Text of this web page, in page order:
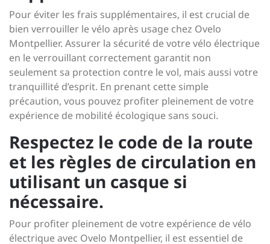
Pour éviter les frais supplémentaires, il est crucial de
bien verrouiller le vélo après usage chez Ovelo
Montpellier. Assurer la sécurité de votre vélo électrique
en le verrouillant correctement garantit non
seulement sa protection contre le vol, mais aussi votre
tranquillité d’esprit. En prenant cette simple
précaution, vous pouvez profiter pleinement de votre
expérience de mobilité écologique sans souci.
Respectez le code de la route
et les règles de circulation en
utilisant un casque si
nécessaire.
Pour profiter pleinement de votre expérience de vélo
électrique avec Ovelo Montpellier, il est essentiel de